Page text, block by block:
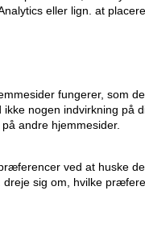
eller lign. at
fungerer, som
nogen indvirkning på
andre hjemmesider.
ved at huske
sig om, hvilke